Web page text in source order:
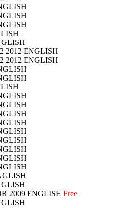
2012 ENGLISH
2012 ENGLISH
2009 ENGLISH Free